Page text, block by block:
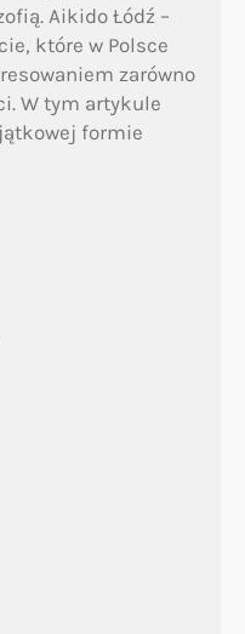
Aikido Łódź –
które w Polsce
zarówno
W tym artykule
formie